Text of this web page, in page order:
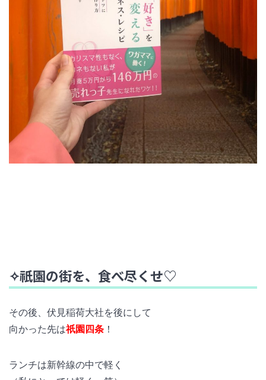
✧祇園の街を、食べ尽くせ♡
その後、伏見稲荷大社を後にして
向かった先は祇園四条 ！
ランチは新幹線の中で軽く